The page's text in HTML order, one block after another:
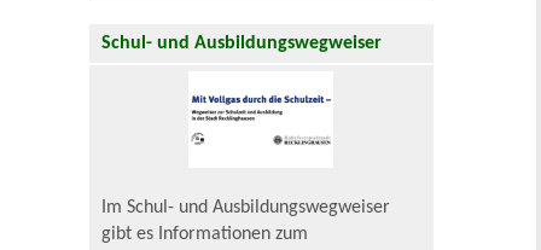
Schul- und Ausbildungswegweiser
Im Schul- und Ausbildungswegweiser
gibt es Informationen zum